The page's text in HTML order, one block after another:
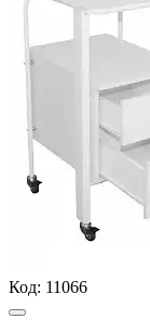
Код: 11066